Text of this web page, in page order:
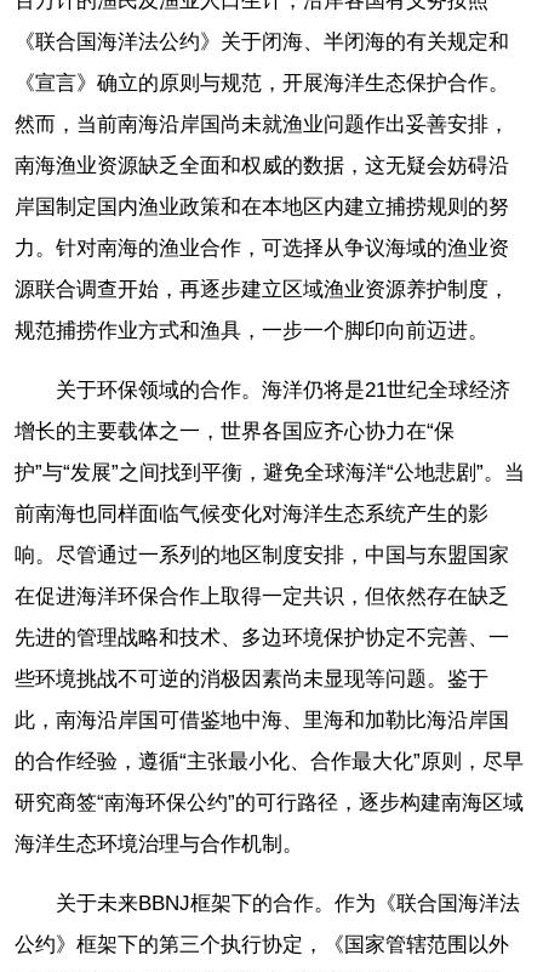
《联合国海洋法公约》关于闭海、半闭海的有关规定和
《宣言》确立的原则与规范，开展海洋生态保护合作。
然而，当前南海沿岸国尚未就渔业问题作出妥善安排，
南海渔业资源缺乏全面和权威的数据，这无疑会妨碍沿
岸国制定国内渔业政策和在本地区内建立捕捞规则的努
力。针对南海的渔业合作，可选择从争议海域的渔业资
源联合调查开始，再逐步建立区域渔业资源养护制度，
规范捕捞作业方式和渔具，一步一个脚印向前迈进。
关于环保领域的合作。海洋仍将是21世纪全球经济
增长的主要载体之一，世界各国应齐心协力在“保
护”与“发展”之间找到平衡，避免全球海洋“公地悲剧”。当
前南海也同样面临气候变化对海洋生态系统产生的影
响。尽管通过一系列的地区制度安排，中国与东盟国家
在促进海洋环保合作上取得一定共识，但依然存在缺乏
先进的管理战略和技术、多边环境保护协定不完善、一
些环境挑战不可逆的消极因素尚未显现等问题。鉴于
此，南海沿岸国可借鉴地中海、里海和加勒比海沿岸国
的合作经验，遵循“主张最小化、合作最大化”原则，尽早
研究商签“南海环保公约”的可行路径，逐步构建南海区域
海洋生态环境治理与合作机制。
关于未来BBNJ框架下的合作。作为《联合国海洋法
公约》框架下的第三个执行协定，《国家管辖范围以外